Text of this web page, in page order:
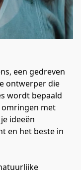
een gedreven
ontwerper die
wordt bepaald
met
ideeën
en het beste in